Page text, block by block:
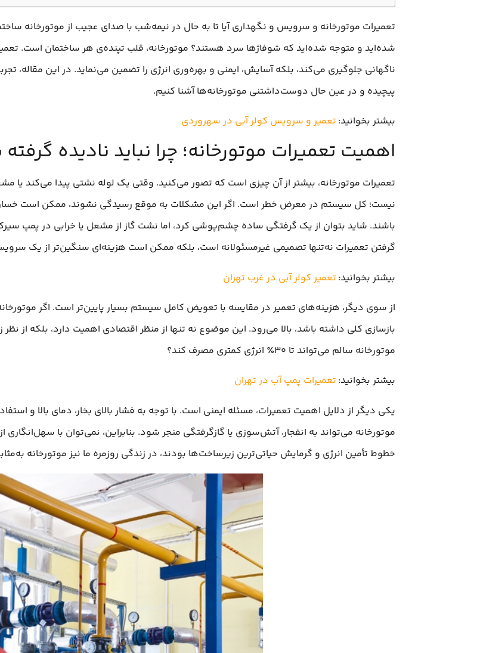
تعمیرات موتورخانه و سرویس و نگهداری آیا تا به حال در نیمه‌شب با صدای عجیب از موتورخانه
شده‌اید و متوجه شده‌اید که شوفاژها سرد هستند؟ موتورخانه، قلب تپنده‌ی هر ساختمان است.
ناگهانی جلوگیری می‌کند، بلکه آسایش، ایمنی و بهره‌وری انرژی را تضمین می‌نماید. در این مقاله،
پیچیده و در عین حال دوست‌داشتنی موتورخانه‌ها آشنا کنیم.
بیشتر بخوانید: تعمیر و سرویس کولر آبی در سهروردی
اهمیت تعمیرات موتورخانه؛ چرا نباید نادیده
تعمیرات موتورخانه، بیشتر از آن چیزی است که تصور می‌کنید. وقتی یک لوله نشتی پیدا
نیست؛ کل سیستم در معرض خطر است. اگر این مشکلات به موقع رسیدگی نشوند، ممکن است
باشند. شاید بتوان از یک گرفتگی ساده چشم‌پوشی کرد، اما نشت گاز از مشعل یا خرابی در پمپ
گرفتن تعمیرات نه‌تنها تصمیمی غیرمسئولانه است، بلکه ممکن است هزینه‌ای سنگین‌تر از یک
بیشتر بخوانید: تعمیر کولر آبی در غرب تهران
از سوی دیگر، هزینه‌های تعمیر در مقایسه با تعویض کامل سیستم بسیار پایین‌تر است. اگر
بازسازی کلی داشته باشد، بالا می‌رود. این موضوع نه تنها از منظر اقتصادی اهمیت دارد، بلکه
موتورخانه سالم می‌تواند تا ۳۰٪ انرژی کمتری مصرف کند؟
بیشتر بخوانید: تعمیرات پمپ آب در تهران
یکی دیگر از دلایل اهمیت تعمیرات، مسئله ایمنی است. با توجه به فشار بالای بخار، دمای بالا و
موتورخانه می‌تواند به انفجار، آتش‌سوزی یا گازگرفتگی منجر شود. بنابراین، نمی‌توان با
خطوط تأمین انرژی و گرمایش حیاتی‌ترین زیرساخت‌ها بودند، در زندگی روزمره ما نیز موتورخانه